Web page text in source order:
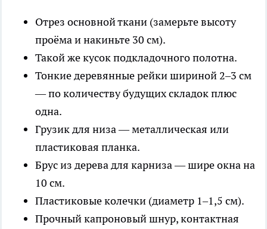
Отрез основной ткани (замерьте высоту
проёма и накиньте 30 см).
Такой же кусок подкладочного полотна.
Тонкие деревянные рейки шириной 2–3 см
— по количеству будущих складок плюс
одна.
Грузик для низа — металлическая или
пластиковая планка.
Брус из дерева для карниза — шире окна на
10 см.
Пластиковые колечки (диаметр 1–1,5 см).
Прочный капроновый шнур, контактная